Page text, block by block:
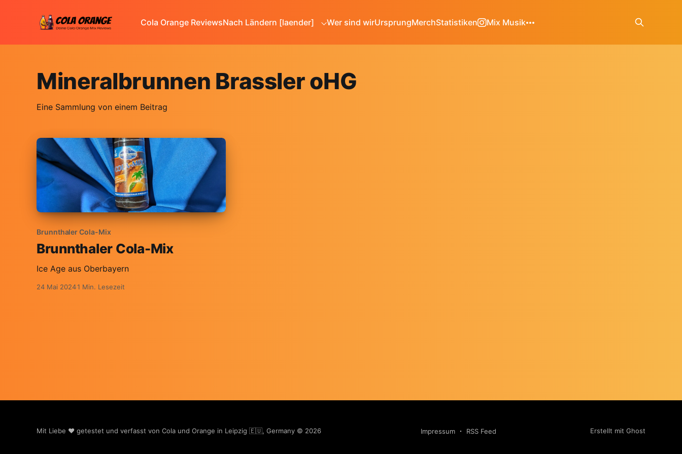
Cola Orange ReviewsNach Ländern [laender] Wer sind wirUrsprungMerchStatistiken Mix Musik
Mineralbrunnen Brassler oHG
Eine Sammlung von einem Beitrag
Brunnthaler Cola-Mix
Brunnthaler Cola-Mix
Ice Age aus Oberbayern
24 Mai 20241 Min. Lesezeit
Mit Liebe ❤️ getestet und verfasst von Cola und Orange in Leipzig 🇪🇺, Germany © 2026 Impressum RSS Feed Erstellt mit Ghost